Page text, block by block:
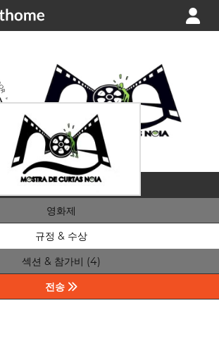
영화제
규정 & 수상
섹션 & 참가비 (4)
전송